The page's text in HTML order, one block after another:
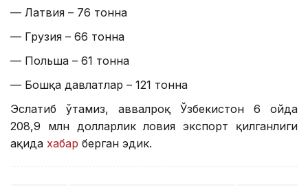
— Латвия – 76 тонна
— Грузия – 66 тонна
— Польша – 61 тонна
— Бошқа давлатлар – 121 тонна
Эслатиб ўтамиз, аввалроқ Ўзбекистон 6 ойда
208,9 млн долларлик ловия экспорт қилганлиги
ҳақида хабар берган эдик.